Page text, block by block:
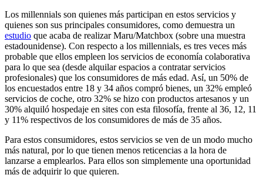
Los millennials son quienes más participan en estos servicios y
quienes son sus principales consumidores, como demuestra un
estudio que acaba de realizar Maru/Matchbox (sobre una muestra
estadounidense). Con respecto a los millennials, es tres veces más
probable que ellos empleen los servicios de economía colaborativa
para lo que sea (desde alquilar espacios a contratar servicios
profesionales) que los consumidores de más edad. Así, un 50% de
los encuestados entre 18 y 34 años compró bienes, un 32% empleó
servicios de coche, otro 32% se hizo con productos artesanos y un
30% alquiló hospedaje en sites con esta filosofía, frente al 36, 12, 11
y 11% respectivos de los consumidores de más de 35 años.
Para estos consumidores, estos servicios se ven de un modo mucho
más natural, por lo que tienen menos reticencias a la hora de
lanzarse a emplearlos. Para ellos son simplemente una oportunidad
más de adquirir lo que quieren.